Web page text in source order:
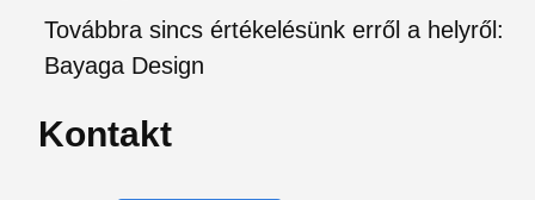
Továbbra sincs értékelésünk erről a helyről:
Bayaga Design
Kontakt